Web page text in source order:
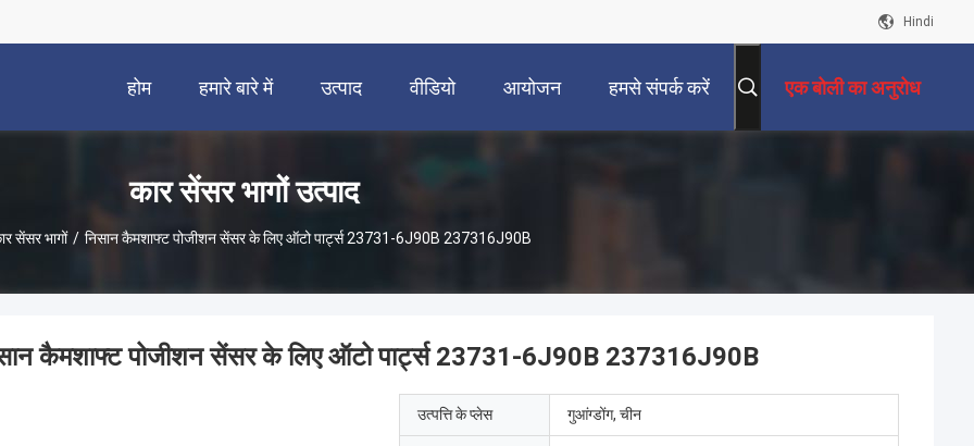
Hindi
होम हमारे बारे में उत्पाद वीडियो आयोजन हमसे संपर्क करें एक बोली का अनुरोध
कार सेंसर भागों उत्पाद
सेंसर भागों / निसान कैमशाफ्ट पोजीशन सेंसर के लिए ऑटो पार्ट्स 23731-6J90B 237316J90B
कैमशाफ्ट पोजीशन सेंसर के लिए ऑटो पार्ट्स 23731-6J90B 237316J90B
उत्पत्ति के प्लेस गुआंग्डोंग, चीन